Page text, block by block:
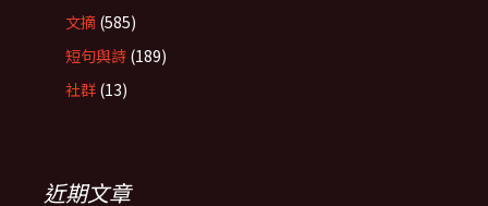
文摘 (585)
短句與詩 (189)
社群 (13)
近期文章